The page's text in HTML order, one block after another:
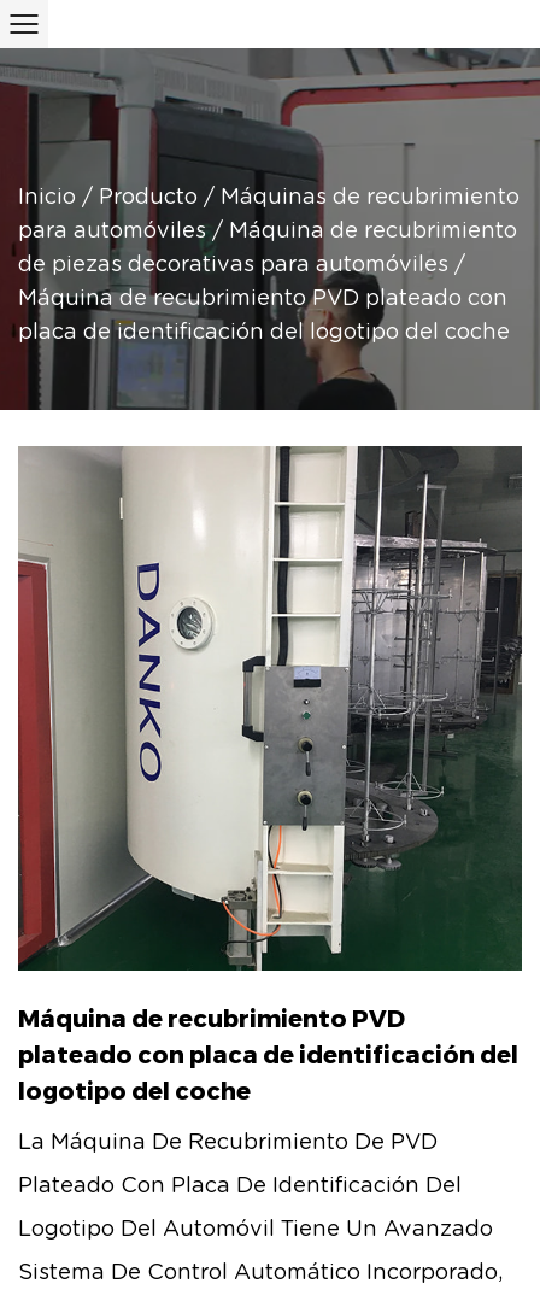
Inicio / Producto / Máquinas de recubrimiento
para automóviles / Máquina de recubrimiento
de piezas decorativas para automóviles /
Máquina de recubrimiento PVD plateado con
placa de identificación del logotipo del coche
Máquina de recubrimiento PVD
plateado con placa de identificación del
logotipo del coche
La Máquina De Recubrimiento De PVD
Plateado Con Placa De Identificación Del
Logotipo Del Automóvil Tiene Un Avanzado
Sistema De Control Automático Incorporado,